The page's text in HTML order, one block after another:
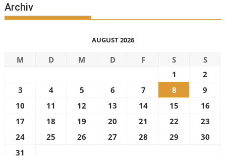
Archiv
AUGUST 2026
M D M D F S
S
1
2
3
4 5 6 7 8
9
10
11 12 13 14 15
16
17
18 19 20 21 22
23
24
25 26 27 28 29
30
31